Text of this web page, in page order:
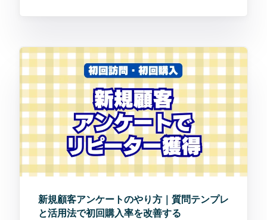
新規顧客アンケートのやり方｜質問テンプレ
と活用法で初回購入率を改善する